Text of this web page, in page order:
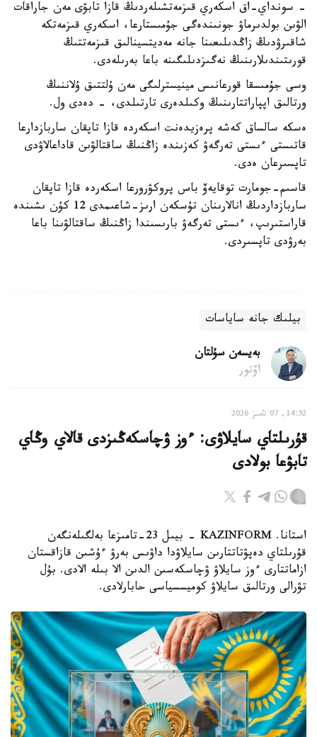
- سونداي-اق اسكەري قىزمەتشىلەردىڭ قازا تابۋى مەن جاراقات
الۋىن بولدىرماۋ جونىندەگى جۇمىستارعا، اسكەري قىزمەتكە
شاقىرۋدىڭ زاڭدىلىعىنا جانە مەديتسينالىق قىزمەتتىڭ
قورىتىندىلارىنىڭ نەگىزدىلىگىنە باعا بەرىلەدى.
وسى جۇمىسقا قورعانىس مينيسترلىگى مەن ۇلتتىق ۇلاننىڭ
ورتالىق اپپاراتتارىنىڭ وكىلدەرى تارتىلدى، - دەدى ول.
ەسكە سالساق كەشە پرەزيدەنت اسكەردە قازا تاپقان ساربازدارعا
قاتىستى ءىستى تەرگەۋ كەزىندە زاڭنىڭ ساقتالۋىن قاداعالاۋدى
تاپسىرعان ەدى.
قاسىم-جومارت توقايەۆ باس پروكۋرورعا اسكەردە قازا تاپقان
ساربازداردىڭ انالارىنان تۇسكەن ارىز-شاعىمدى 12 كۇن ىشىندە
قاراستىرىپ، ءىستى تەرگەۋ بارىسىندا زاڭنىڭ ساقتالۋىنا باعا
بەرۋدى تاپسىردى.
بيلىك جانە ساياسات
بەيسەن سۇلتان
اۆتور
14:52, 07 تامىز 2026
قۇرىلتاي سايلاۋى: ءوز ۋچاسكەڭىزدى قالاي وڭاي
تابۋعا بولادى
استانا. KAZINFORM - بيىل 23-تامىزعا بەلگىلەنگەن
قۇرىلتاي دەپۋتاتتارىن سايلاۋدا داۋىس بەرۋ ءۇشىن قازاقستان
ازاماتتارى ءوز سايلاۋ ۋچاسكەسىن الدىن الا بىلە الادى. بۇل
تۋرالى ورتالىق سايلاۋ كوميسسياسى حابارلادى.